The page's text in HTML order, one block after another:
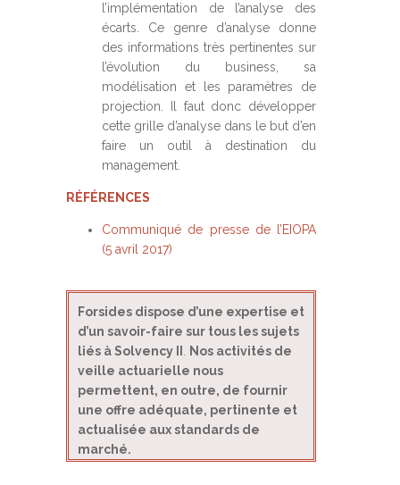
l’implémentation de l’analyse des
écarts. Ce genre d’analyse donne
des informations très pertinentes sur
l’évolution du business, sa
modélisation et les paramètres de
projection. Il faut donc développer
cette grille d’analyse dans le but d’en
faire un outil à destination du
management.
RÉFÉRENCES
Communiqué de presse de l’EIOPA
(5 avril 2017)
Forsides dispose d’une expertise et
d’un savoir-faire sur tous les sujets
liés à Solvency II
Nos activités de
veille actuarielle nous
permettent, en outre, de fournir
une offre adéquate, pertinente et
actualisée aux standards de
marché.